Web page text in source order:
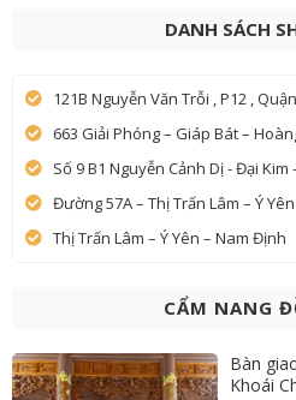
DANH SÁCH
121B Nguyễn Văn Trỗi , P12 ,
663 Giải Phóng – Giáp Bát –
Số 9 B1 Nguyễn Cảnh Dị - Đại
Đường 57A – Thị Trấn Lâm – Ý
Thị Trấn Lâm – Ý Yên – Nam Định
CẨM NANG
Bàn
Khoái